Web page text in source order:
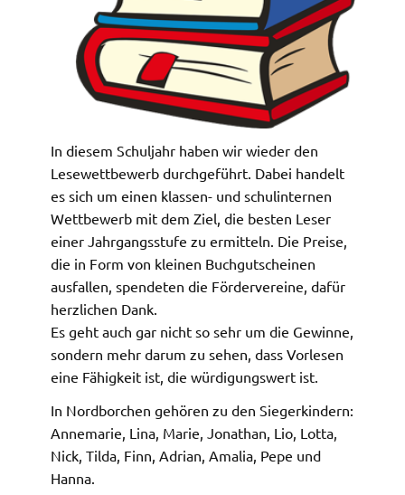
In diesem Schuljahr haben wir wieder den
Lesewettbewerb durchgeführt. Dabei handelt
es sich um einen klassen- und schulinternen
Wettbewerb mit dem Ziel, die besten Leser
einer Jahrgangsstufe zu ermitteln. Die Preise,
die in Form von kleinen Buchgutscheinen
ausfallen, spendeten die Fördervereine, dafür
herzlichen Dank.
Es geht auch gar nicht so sehr um die Gewinne,
sondern mehr darum zu sehen, dass Vorlesen
eine Fähigkeit ist, die würdigungswert ist.
In Nordborchen gehören zu den Siegerkindern:
Annemarie, Lina, Marie, Jonathan, Lio, Lotta,
Nick, Tilda, Finn, Adrian, Amalia, Pepe und
Hanna.